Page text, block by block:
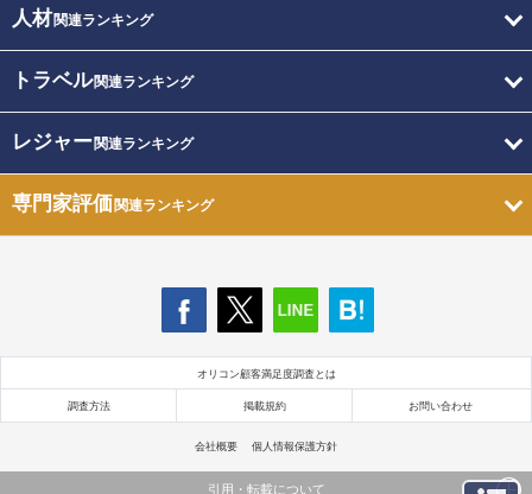
人材関連ランキング
トラベル関連ランキング
レジャー関連ランキング
専門家評価関連ランキング
オリコン顧客満足度調査とは
調査方法 掲載規約 お問い合わせ
会社概要 個人情報保護方針
引用・転載について